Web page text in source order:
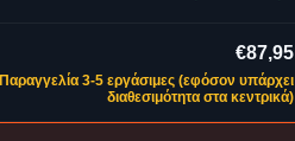
€87,95
Παραγγελία 3-5 εργάσιμες (εφόσον υπάρχει
διαθεσιμότητα στα κεντρικά)